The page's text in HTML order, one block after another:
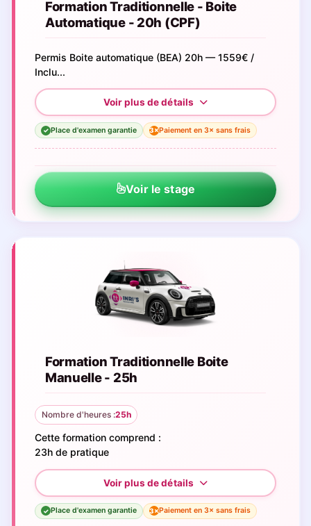
Formation Traditionnelle - Boite
Automatique - 20h (CPF)
Permis Boite automatique (BEA) 20h — 1559€ /
Inclu...
✓ Place d'examen garantie 3×Paiement en 3× sans frais
Voir le stage
Formation Traditionnelle Boite
Manuelle - 25h
Nombre d'heures :25h
Cette formation comprend :
23h de pratique
✓ Place d'examen garantie 3×Paiement en 3× sans frais